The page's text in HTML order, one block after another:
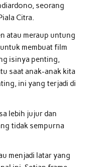
seorang
Citra.
atau meraup untung
membuat film
isinya penting,
saat anak-anak kita
ini yang terjadi di
lebih jujur dan
tidak sempurna
menjadi latar yang